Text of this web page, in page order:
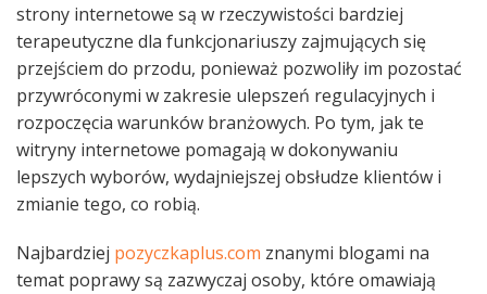
strony internetowe są w rzeczywistości bardziej
terapeutyczne dla funkcjonariuszy zajmujących się
przejściem do przodu, ponieważ pozwoliły im pozostać
przywróconymi w zakresie ulepszeń regulacyjnych i
rozpoczęcia warunków branżowych. Po tym, jak te
witryny internetowe pomagają w dokonywaniu
lepszych wyborów, wydajniejszej obsłudze klientów i
zmianie tego, co robią.
Najbardziej pozyczkaplus.com znanymi blogami na
temat poprawy są zazwyczaj osoby, które omawiają